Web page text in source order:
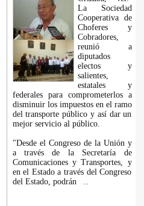
La Sociedad
Cooperativa de
Choferes y
Cobradores,
reunió a
diputados
electos y
salientes,
estatales y
federales para comprometerlos a
disminuir los impuestos en el ramo
del transporte público y así dar un
mejor servicio al público.
"Desde el Congreso de la Unión y
a través de la Secretaría de
Comunicaciones y Transportes, y
en el Estado a través del Congreso
del Estado, podrán